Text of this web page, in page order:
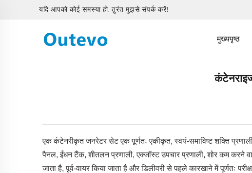
यदि आपको कोई समस्या हो, तुरंत मुझसे संपर्क करें!
मुख्यपृष्ठ
एक कंटेनरीकृत जनरेटर सेट एक पूर्णतः एकीकृत, स्वयं-समाविष्ट शक्ति
पैनल, ईंधन टैंक, शीतलन प्रणाली, एक्जॉस्ट उपचार प्रणाली, शोर कम करने
जाता है, पूर्व-वायर किया जाता है और डिलीवरी से पहले कारखाने में पूर्णतः